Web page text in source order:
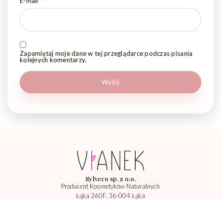
Zapamiętaj moje dane w tej przeglądarce podczas pisania
kolejnych komentarzy.
Sylveco sp. z o.o.
Producent Kosmetyków Naturalnych
Łąka 260F, 36-004 Łąka